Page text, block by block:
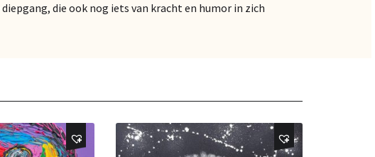
die ook nog iets van kracht en humor in zich